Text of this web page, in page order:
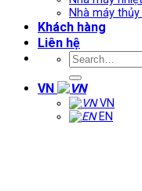
Nhà máy
Khách hàng
Liên hệ
VN
VN
EN